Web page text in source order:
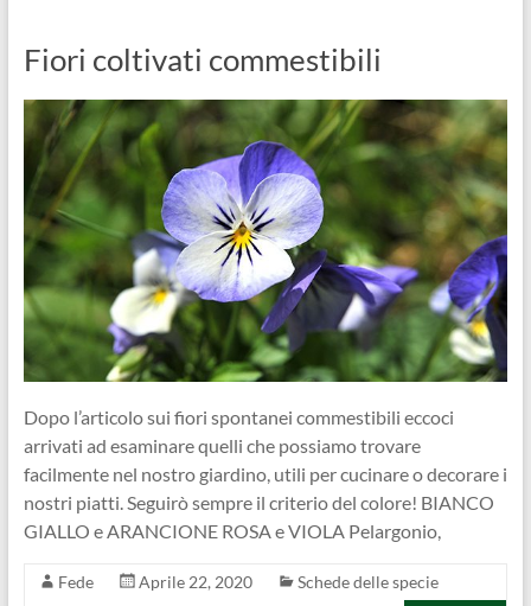
Fiori coltivati commestibili
Dopo l’articolo sui fiori spontanei commestibili eccoci
arrivati ad esaminare quelli che possiamo trovare
facilmente nel nostro giardino, utili per cucinare o decorare i
nostri piatti. Seguirò sempre il criterio del colore! BIANCO
GIALLO e ARANCIONE ROSA e VIOLA Pelargonio,
Fede Aprile 22, 2020 Schede delle specie